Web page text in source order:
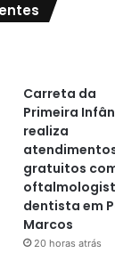
Carreta da
Primeira
realiza
gratuitos
dentista em
Marcos
20 horas atrás